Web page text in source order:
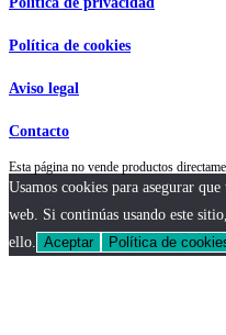
Política de cookies
Aviso legal
Contacto
Esta página no vende productos
Usamos cookies para asegurar
web. Si continúas usando este
ello. Aceptar Política de